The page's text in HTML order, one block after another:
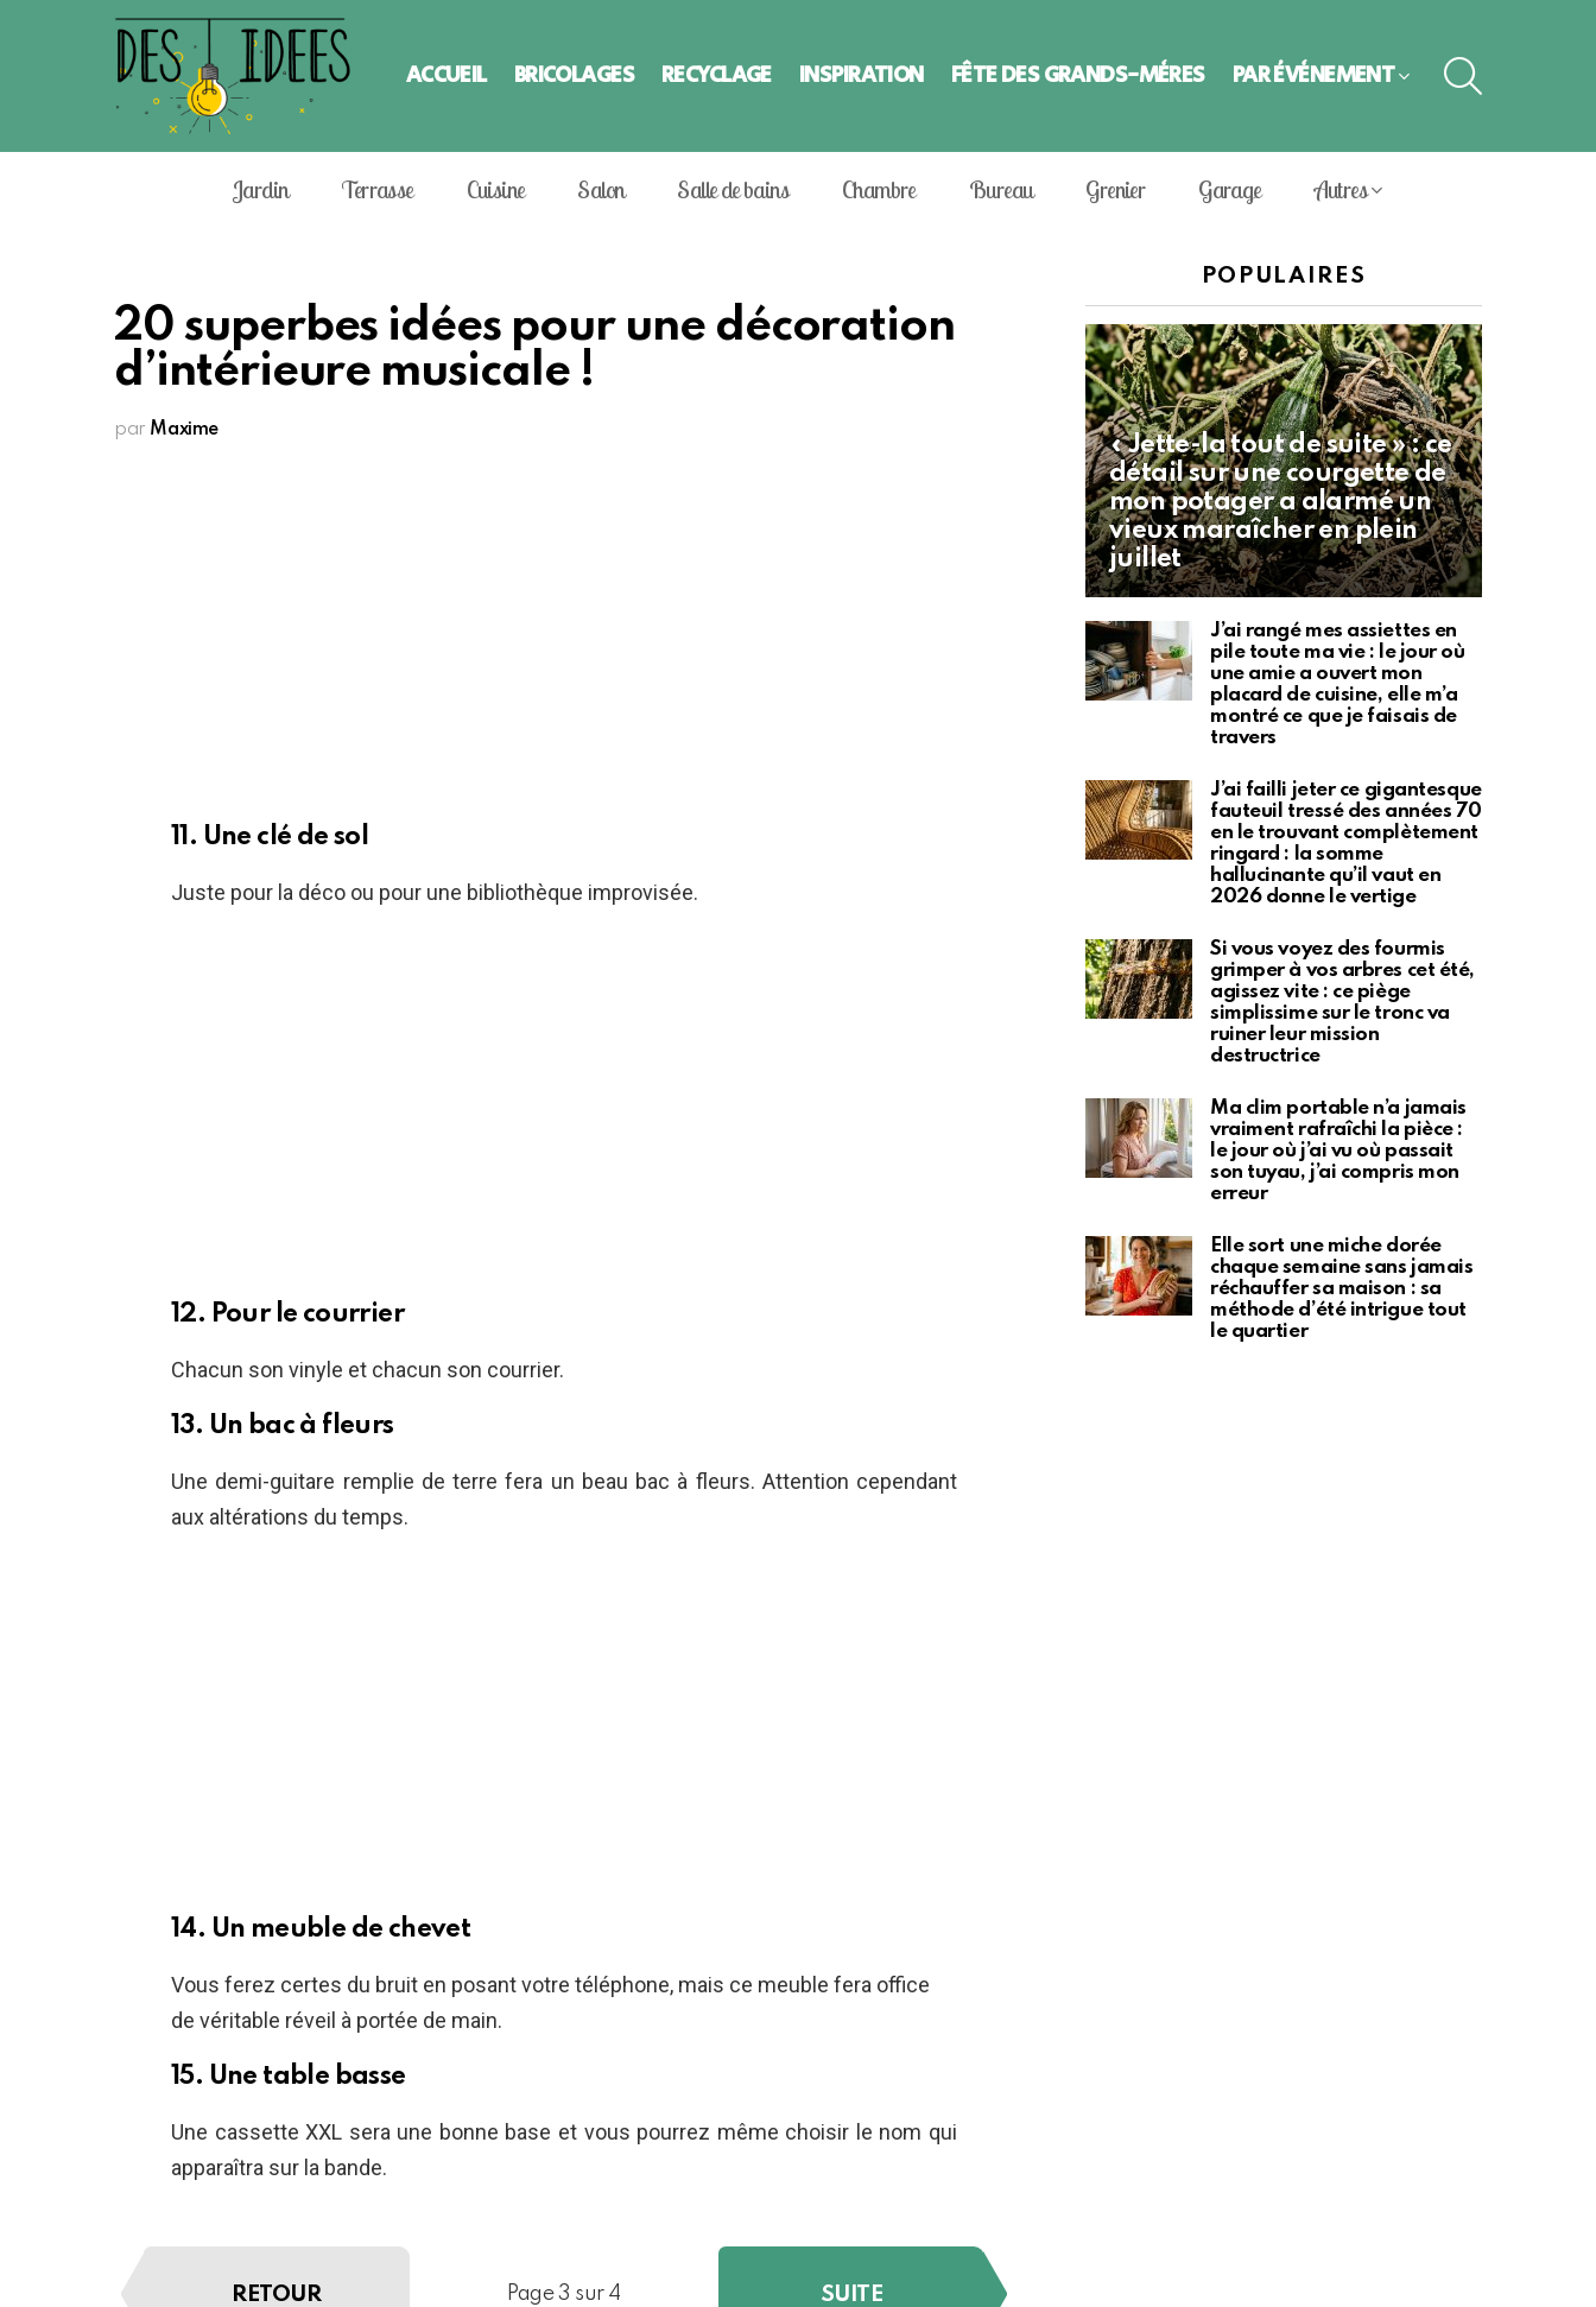
ACCUEIL BRICOLAGES RECYCLAGE INSPIRATION FÊTE DES GRANDS-MÈRES PAR ÉVÈNEMENT
Jardin Terrasse Cuisine Salon Salle de bains Chambre Bureau Grenier Garage Autres
20 superbes idées pour une décoration
d’intérieure musicale !
par Maxime
11. Une clé de sol
Juste pour la déco ou pour une bibliothèque improvisée.
12. Pour le courrier
Chacun son vinyle et chacun son courrier.
13. Un bac à fleurs
Une demi-guitare remplie de terre fera un beau bac à fleurs. Attention cependant
aux altérations du temps.
14. Un meuble de chevet
Vous ferez certes du bruit en posant votre téléphone, mais ce meuble fera office
de véritable réveil à portée de main.
15. Une table basse
Une cassette XXL sera une bonne base et vous pourrez même choisir le nom qui
apparaîtra sur la bande.
Page 3 sur 4
RETOUR SUITE
POPULAIRES
« Jette-la tout de suite » : ce
détail sur une courgette de
mon potager a alarmé un
vieux maraîcher en plein
juillet
J’ai rangé mes assiettes en
pile toute ma vie : le jour où
une amie a ouvert mon
placard de cuisine, elle m’a
montré ce que je faisais de
travers
J’ai failli jeter ce gigantesque
fauteuil tressé des années 70
en le trouvant complètement
ringard : la somme
hallucinante qu’il vaut en
2026 donne le vertige
Si vous voyez des fourmis
grimper à vos arbres cet été,
agissez vite : ce piège
simplissime sur le tronc va
ruiner leur mission
destructrice
Ma clim portable n’a jamais
vraiment rafraîchi la pièce :
le jour où j’ai vu où passait
son tuyau, j’ai compris mon
erreur
Elle sort une miche dorée
chaque semaine sans jamais
réchauffer sa maison : sa
méthode d’été intrigue tout
le quartier